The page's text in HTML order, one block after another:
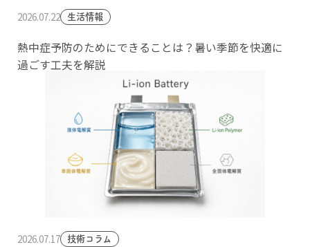
2026.07.22 生活情報
熱中症予防のためにできることは？暑い季節を快適に
過ごす工夫を解説
2026.07.17 技術コラム